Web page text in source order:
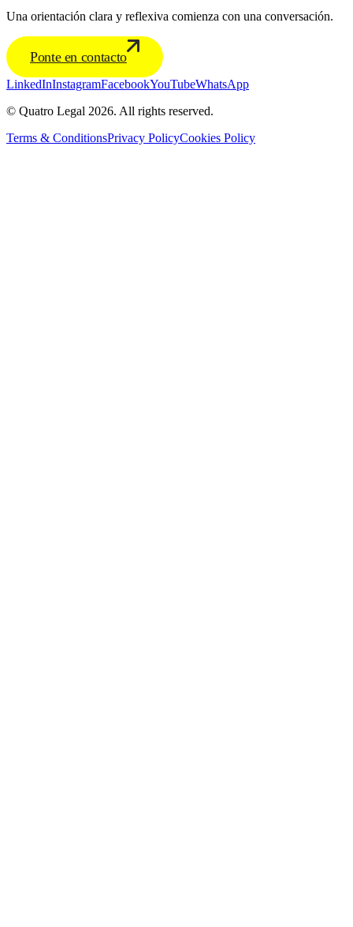
Una orientación clara y reflexiva comienza con una conversación.
Ponte en contacto
LinkedInInstagramFacebookYouTubeWhatsApp
© Quatro Legal 2026. All rights reserved.
Terms & ConditionsPrivacy PolicyCookies Policy